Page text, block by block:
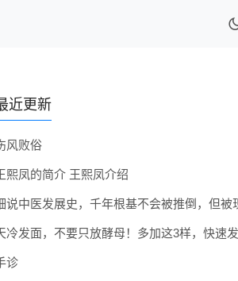
近更新
风败俗
熙凤的简介 王熙凤介绍
诊